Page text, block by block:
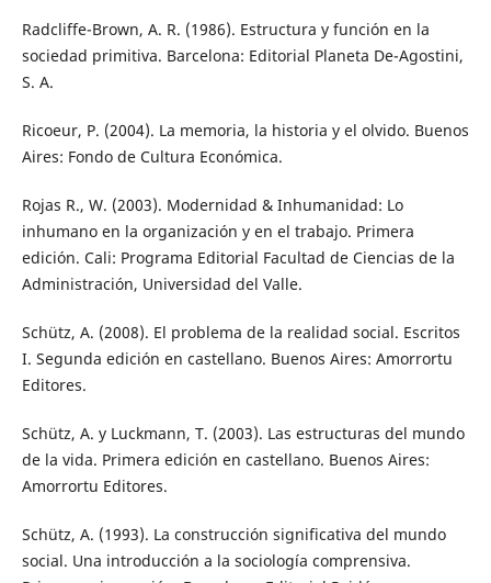
Radcliffe-Brown, A. R. (1986). Estructura y función en la
sociedad primitiva. Barcelona: Editorial Planeta De-Agostini,
S. A.
Ricoeur, P. (2004). La memoria, la historia y el olvido. Buenos
Aires: Fondo de Cultura Económica.
Rojas R., W. (2003). Modernidad & Inhumanidad: Lo
inhumano en la organización y en el trabajo. Primera
edición. Cali: Programa Editorial Facultad de Ciencias de la
Administración, Universidad del Valle.
Schütz, A. (2008). El problema de la realidad social. Escritos
I. Segunda edición en castellano. Buenos Aires: Amorrortu
Editores.
Schütz, A. y Luckmann, T. (2003). Las estructuras del mundo
de la vida. Primera edición en castellano. Buenos Aires:
Amorrortu Editores.
Schütz, A. (1993). La construcción significativa del mundo
social. Una introducción a la sociología comprensiva.